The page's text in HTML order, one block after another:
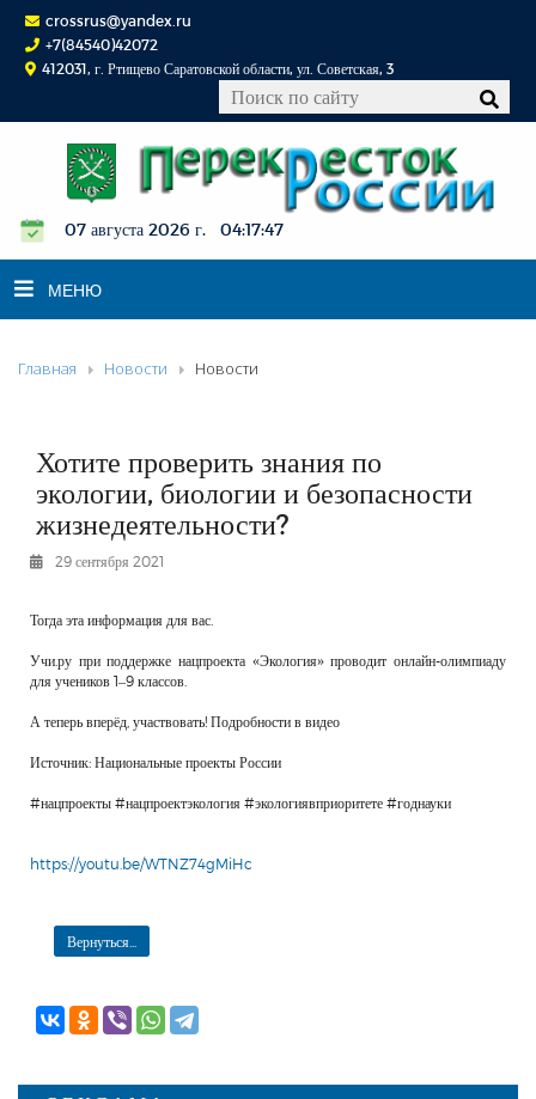
crossrus@yandex.ru
+7(84540)42072
412031, г. Ртищево Саратовской области, ул. Советская, 3
07 августа 2026 г. 04:17:48
МЕНЮ
НОВОСТИ
К СВЕДЕНИЮ
КОНКУРСЫ
ФОТОРЕПОРТАЖИ
РЕКЛАМОДАТЕЛЯМ
КОНТАКТЫ
Главная Новости Новости
Хотите проверить знания по
экологии, биологии и безопасности
жизнедеятельности?
29 сентября 2021
Тогда эта информация для вас.
Учи.ру при поддержке нацпроекта «Экология» проводит онлайн-олимпиаду
для учеников 1–9 классов.
А теперь вперёд, участвовать! Подробности в видео
Источник: Национальные проекты России
#нацпроекты #нацпроектэкология #экологиявприоритете #годнауки
https://youtu.be/WTNZ74gMiHc
Вернуться...